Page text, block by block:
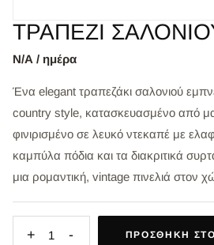
ΤΡΑΠΕΖΙ
Ν/Α / ημέρα
Ένα elegant τραπεζάκι σαλονιού
country style, κατασκευασμένο από
φινιρισμένο σε λευκό ντεκαπέ με
καμπύλα πόδια και τα διακριτικά
μια ρομαντική, vintage πινελιά στον
+ 1 - ΠΡΟΣΘΉΚΗ